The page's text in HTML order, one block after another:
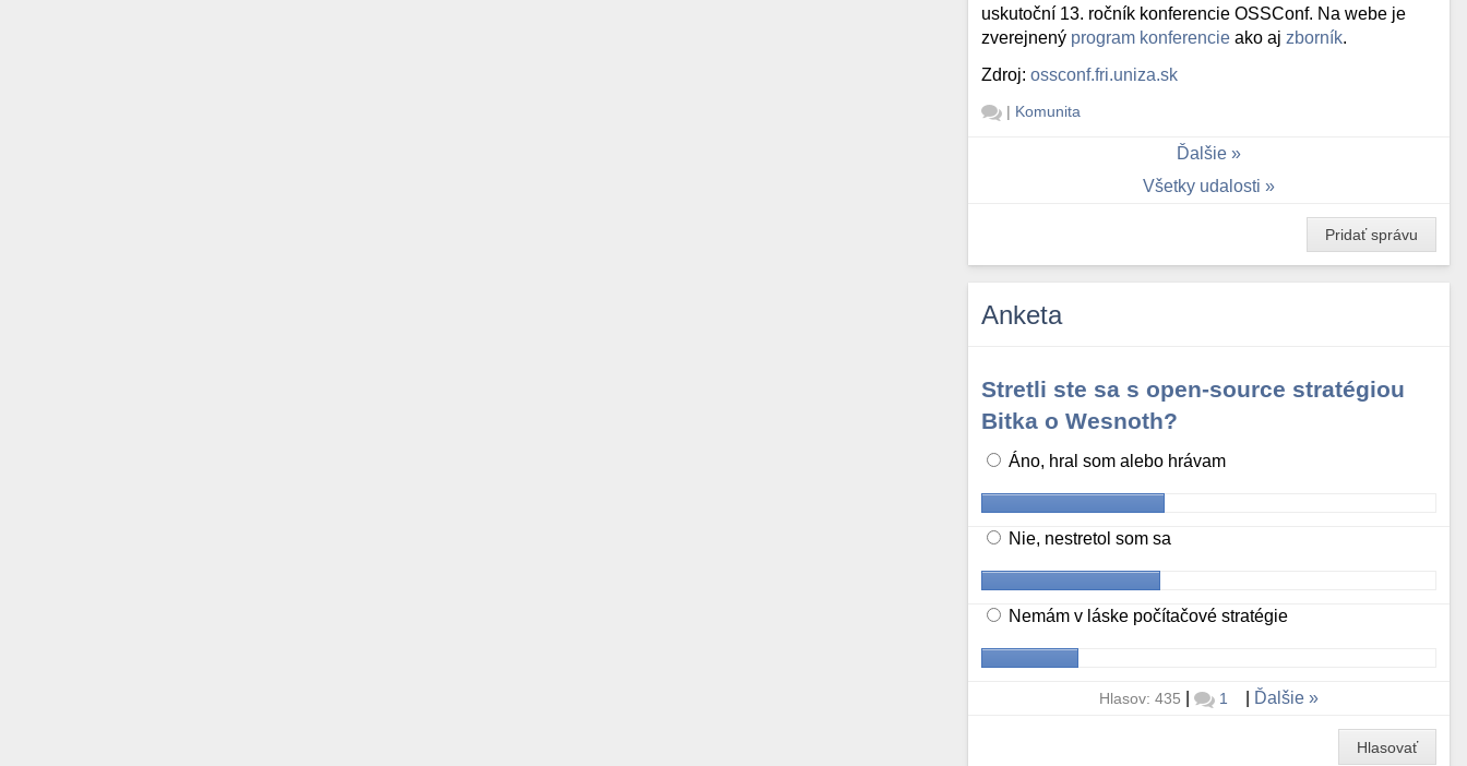
uskutoční 13. ročník konferencie OSSConf. Na webe je
zverejnený program konferencie ako aj zborník.
Zdroj:ossconf.fri.uniza.sk
| Komunita
Ďalšie
Všetky udalosti
Pridať správu
Anketa
Stretli ste sa s open-source stratégiou
Bitka o Wesnoth?
Áno, hral som alebo hrávam
Nie, nestretol som sa
Nemám v láske počítačové stratégie
Hlasov: 435 | 1 Ďalšie
Hlasovať